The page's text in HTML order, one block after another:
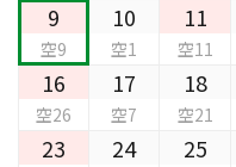
9
空9
10
空1
11
空11
16
空26
17
空7
18
空21
23 24 25